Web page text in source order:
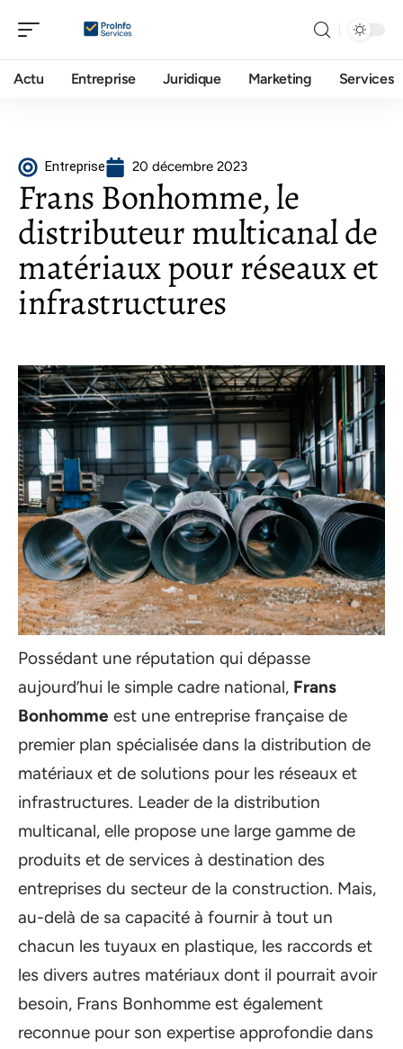
Actu Entreprise Juridique Marketing Services
Entreprise 20 décembre 2023
Frans Bonhomme, le
distributeur multicanal de
matériaux pour réseaux et
infrastructures
Possédant une réputation qui dépasse
aujourd’hui le simple cadre national, Frans
Bonhomme est une entreprise française de
premier plan spécialisée dans la distribution de
matériaux et de solutions pour les réseaux et
infrastructures. Leader de la distribution
multicanal, elle propose une large gamme de
produits et de services à destination des
entreprises du secteur de la construction. Mais,
au-delà de sa capacité à fournir à tout un
chacun les tuyaux en plastique, les raccords et
les divers autres matériaux dont il pourrait avoir
besoin, Frans Bonhomme est également
reconnue pour son expertise approfondie dans